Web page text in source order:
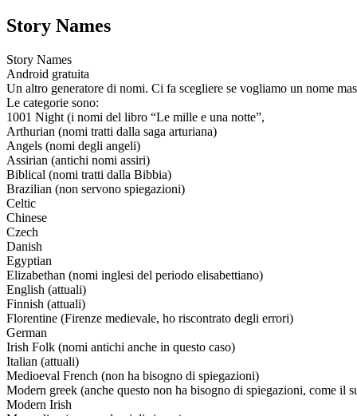
Story Names
Story Names
Android gratuita
Un altro generatore di nomi. Ci fa scegliere se vogliamo un nome
Le categorie sono:
1001 Night (i nomi del libro “Le mille e una notte”,
Arthurian (nomi tratti dalla saga arturiana)
Angels (nomi degli angeli)
Assirian (antichi nomi assiri)
Biblical (nomi tratti dalla Bibbia)
Brazilian (non servono spiegazioni)
Celtic
Chinese
Czech
Danish
Egyptian
Elizabethan (nomi inglesi del periodo elisabettiano)
English (attuali)
Finnish (attuali)
Florentine (Firenze medievale, ho riscontrato degli errori)
German
Irish Folk (nomi antichi anche in questo caso)
Italian (attuali)
Medioeval French (non ha bisogno di spiegazioni)
Modern greek (anche questo non ha bisogno di spiegazioni, come il
Modern Irish